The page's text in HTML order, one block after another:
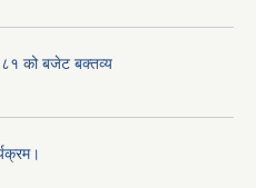
को बजेट बक्तव्य